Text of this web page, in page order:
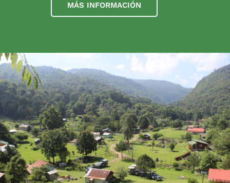
MÁS INFORMACIÓN